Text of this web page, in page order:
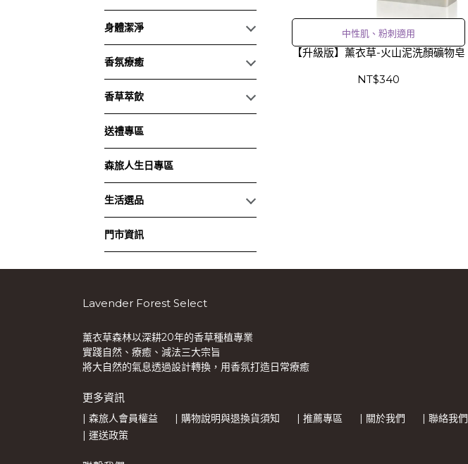
身體潔淨
香氛療癒
香草萃飲
送禮專區
森旅人生日專區
生活選品
門市資訊
中性肌、粉刺適用
【升級版】薰衣草-火山泥洗顏礦物皂
NT$340
Lavender Forest Select
薰衣草森林以深耕20年的香草種植專業
實踐自然、療癒、減法三大宗旨
將大自然的氣息透過設計轉換，用香氛打造日常療癒
更多資訊
| 森旅人會員權益 | 購物說明與退換貨須知 | 推薦專區 | 關於我們 | 聯絡我們
| 運送政策